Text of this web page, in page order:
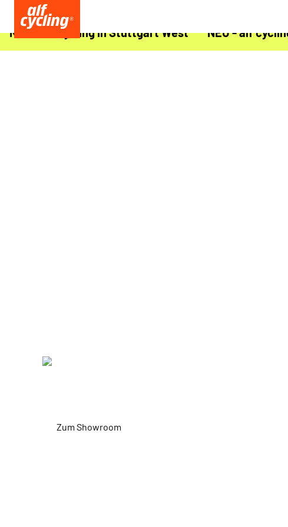
NEU - alf cycling in Stuttgart West NEU - alf
Zum Showroom